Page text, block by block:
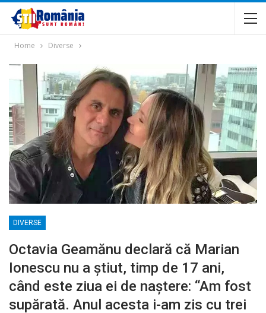
Home Diverse
DIVERSE
Octavia Geamănu declară că Marian
Ionescu nu a știut, timp de 17 ani,
când este ziua ei de naștere: “Am fost
supărată. Anul acesta i-am zis cu trei